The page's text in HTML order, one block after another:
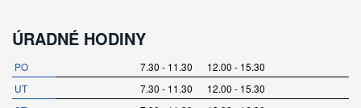
ÚRADNÉ HODINY
PO
7.30 - 11.30 12.00 - 15.30
UT
7.30 - 11.30 12.00 - 15.30